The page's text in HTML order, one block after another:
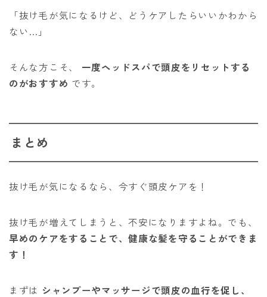
「抜け毛が気になるけど、どうケアしたらいいかわから
ない…」
そんな方こそ、 一度ヘッドスパで頭皮をリセットする
のがおすすめ です。
まとめ
抜け毛が気になるなら、今すぐ頭皮ケアを！
抜け毛が増えてしまうと、不安になりますよね。でも、
早めのケアをすることで、健康な髪を守ることができま
す！
まずは シャンプーやマッサージで頭皮の血行を促し、